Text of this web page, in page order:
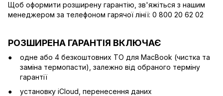
Щоб оформити розширену гарантію, зв'яжіться з нашим
менеджером за телефоном гарячої лінії: 0 800 20 62 02
РОЗШИРЕНА ГАРАНТІЯ ВКЛЮЧАЄ
одне або 4 безкоштовних ТО для MacBook (чистка та
заміна термопасти), залежно від обраного терміну
гарантії
установку iCloud, перенесення даних